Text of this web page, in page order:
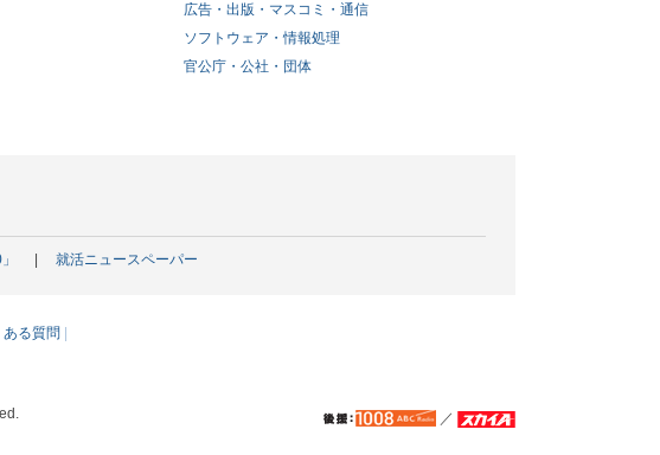
広告・出版・マスコミ・通信
ソフトウェア・情報処理
官公庁・公社・団体
就活ニュースペーパー
ある質問
／